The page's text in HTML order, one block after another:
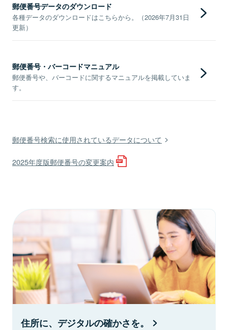
郵便番号データのダウンロード
各種データのダウンロードはこちらから。（2026年7月31日
更新）
郵便番号・バーコードマニュアル
郵便番号や、バーコードに関するマニュアルを掲載していま
す。
郵便番号検索に使用されているデータについて
2025年度版郵便番号の変更案内
住所に、デジタルの確かさを。